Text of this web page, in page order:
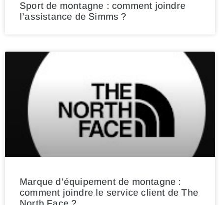
Sport de montagne : comment joindre
l’assistance de Simms ?
Marque d’équipement de montagne :
comment joindre le service client de The